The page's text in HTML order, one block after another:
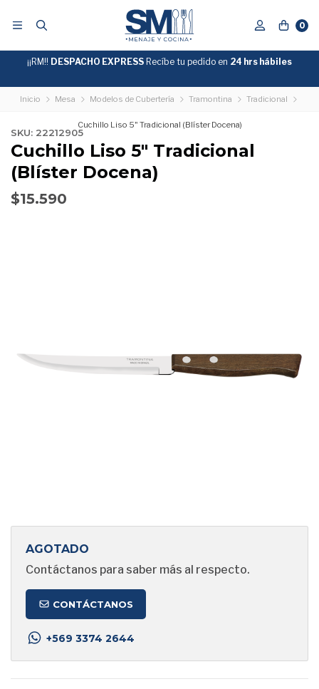
0
GRATIS
SOBRE
¡¡RM!! DESPACHO EXPRESS Recíbe tu pedido en 24 hrs hábiles
Inicio Mesa Modelos de Cubertería Tramontina Tradicional
Cuchillo Liso 5" Tradicional (Blíster Docena)
SKU: 22212905
Cuchillo Liso 5" Tradicional
(Blíster Docena)
$15.590
AGOTADO
Contáctanos para saber más al respecto.
CONTÁCTANOS
+569 3374 2644